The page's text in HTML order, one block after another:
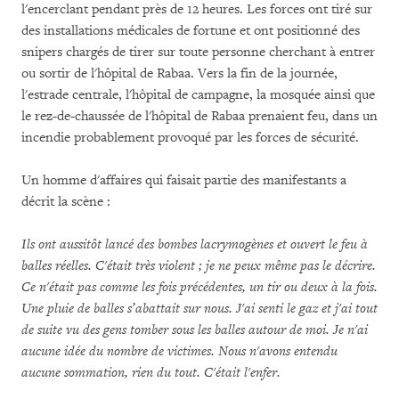
l'encerclant pendant près de 12 heures. Les forces ont tiré sur
des installations médicales de fortune et ont positionné des
snipers chargés de tirer sur toute personne cherchant à entrer
ou sortir de l'hôpital de Rabaa. Vers la fin de la journée,
l'estrade centrale, l'hôpital de campagne, la mosquée ainsi que
le rez-de-chaussée de l'hôpital de Rabaa prenaient feu, dans un
incendie probablement provoqué par les forces de sécurité.
Un homme d'affaires qui faisait partie des manifestants a
décrit la scène :
Ils ont aussitôt lancé des bombes lacrymogènes et ouvert le feu à
balles réelles. C'était très violent ; je ne peux même pas le décrire.
Ce n'était pas comme les fois précédentes, un tir ou deux à la fois.
Une pluie de balles s’abattait sur nous. J'ai senti le gaz et j'ai tout
de suite vu des gens tomber sous les balles autour de moi. Je n'ai
aucune idée du nombre de victimes. Nous n'avons entendu
aucune sommation, rien du tout. C'était l'enfer.